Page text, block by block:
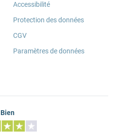
Accessibilité
Protection des données
CGV
Paramètres de données
Bien